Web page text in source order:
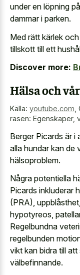
under en löpning
dammar i parken.
Med rätt kärlek
tillskott till ett
Discover more:
Hälsa och
Källa: youtube.com
rasen: Egenskaper,
Berger Picards är i
alla hundar kan de
hälsoproblem.
Några potentiella
Picards inkluderar
(PRA),
hypotyreos,
Regelbundna
regelbunden
vikt kan bidra till
välbefinnande.